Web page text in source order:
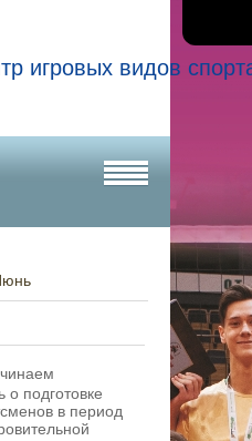
игровых видов
о подготовке
в период